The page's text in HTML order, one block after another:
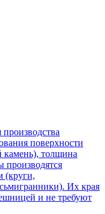
поверхности
толщина
производятся
(круги,
Их края
и не требуют